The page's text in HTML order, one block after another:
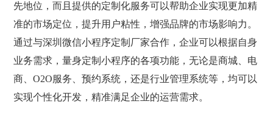
先地位，而且提供的定制化服务可以帮助企业实现更加精
准的市场定位，提升用户粘性，增强品牌的市场影响力。
通过与深圳微信小程序定制厂家合作，企业可以根据自身
业务需求，量身定制小程序的各项功能，无论是商城、电
商、O2O服务、预约系统，还是行业管理系统等，均可以
实现个性化开发，精准满足企业的运营需求。